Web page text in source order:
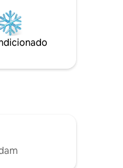
quarteirões
curta
Market,
Chinatown,